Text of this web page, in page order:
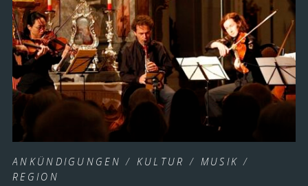
ANKÜNDIGUNGEN / KULTUR / MUSIK /
REGION